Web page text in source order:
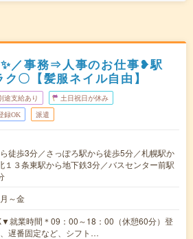
／事務⇒人事のお仕事❥駅
〇【髪服ネイル自由】
途支給あり 土日祝日が休み
録OK 派遣
徒歩3分／さっぽろ駅から徒歩5分／札幌駅か
１３条東駅から地下鉄3分／バスセンター前駅
～金
就業時間＊09：00～18：00（休憩60分）登
遅番固定など、シフト…